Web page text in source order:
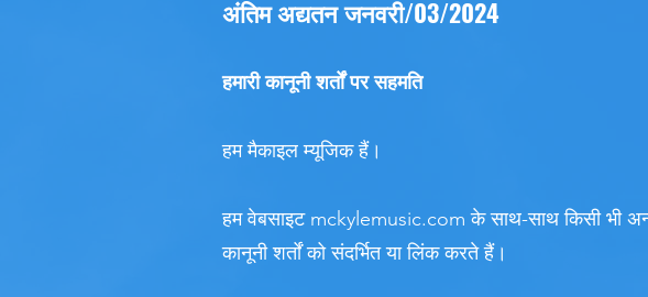
अंतिम अद्यतन जनवरी/03/2024
हमारी कानूनी शर्तों पर सहमति
हम मैकाइल म्यूजिक हैं।
हम वेबसाइट mckylemusic.com के साथ-साथ किसी भी
कानूनी शर्तों को संदर्भित या लिंक करते हैं।